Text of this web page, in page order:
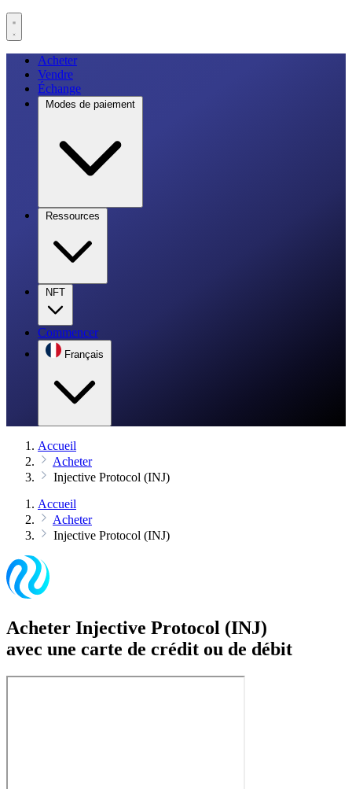
Acheter
Vendre
Échange
Modes de paiement
Ressources
NFT
Commencer
Français
Accueil
Acheter
Injective Protocol (INJ)
Accueil
Acheter
Injective Protocol (INJ)
Acheter Injective Protocol (INJ)
avec une carte de crédit ou de débit